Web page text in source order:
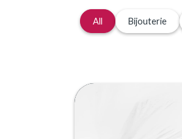
All Bijouterie